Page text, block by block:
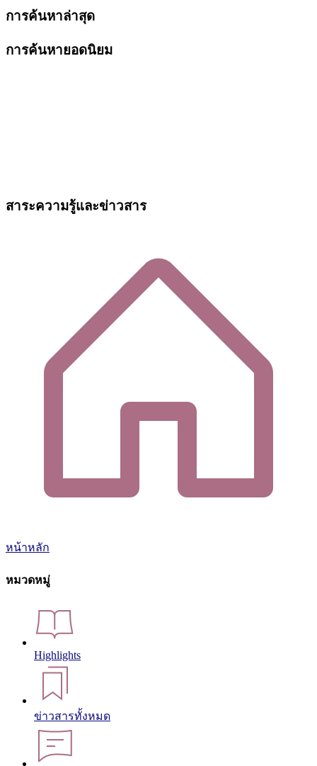
การค้นหาล่าสุด
การค้นหายอดนิยม
สาระความรู้และข่าวสาร
หน้าหลัก
หมวดหมู่
Highlights
ข่าวสารทั้งหมด